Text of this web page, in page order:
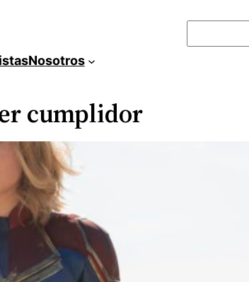
Nosotros
cumplidor